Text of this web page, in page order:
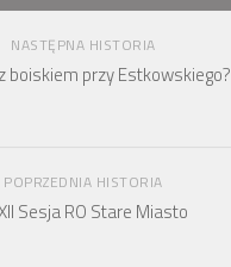
NASTĘPNA HISTORIA
boiskiem przy Estkowskiego?
POPRZEDNIA HISTORIA
Sesja RO Stare Miasto